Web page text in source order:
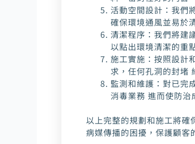
活動空間設計：我們
確保環境通風並易於
清潔程序：我們將建
以點出環境清潔的重
施工實施：按照設計
求，任何孔洞的封堵
監測和維護：對已完
消毒業務 進而使防
以上完整的規劃和施工將確
病媒傳播的困擾，保護顧客